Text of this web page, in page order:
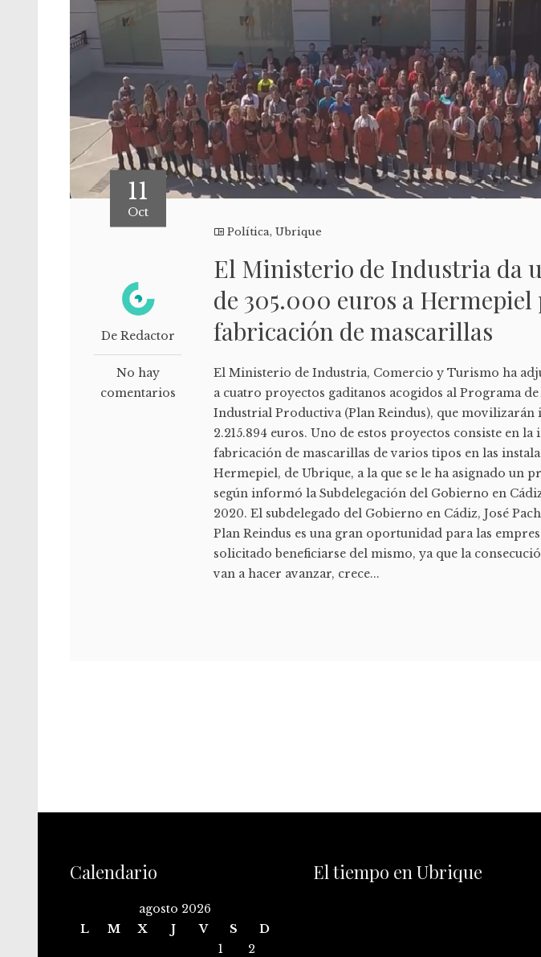
11
Oct
De Redactor
No hay
comentarios
Política,Ubrique
El Ministerio de Industria da
de 305.000 euros a Hermepiel
fabricación de mascarillas
El Ministerio de Industria, Comercio y Turismo ha
a cuatro proyectos gaditanos acogidos al Programa
Industrial Productiva (Plan Reindus), que
2.215.894 euros. Uno de estos proyectos consiste en
fabricación de mascarillas de varios tipos en las
Hermepiel, de Ubrique, a la que se le ha asignado un
según informó la Subdelegación del Gobierno en
2020. El subdelegado del Gobierno en Cádiz, José
Plan Reindus es una gran oportunidad para las
solicitado beneficiarse del mismo, ya que la
van a hacer avanzar, crece...
Calendario
agosto 2026
L
M X J V S
D
1
2
El tiempo en Ubrique